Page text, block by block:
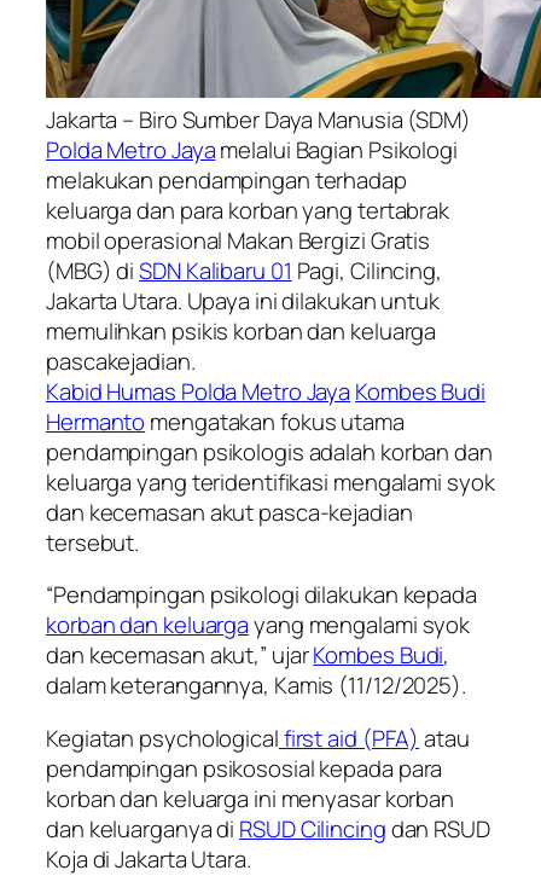
Jakarta – Biro Sumber Daya Manusia (SDM)
Polda Metro Jayamelalui Bagian Psikologi
melakukan pendampingan terhadap
keluarga dan para korban yang tertabrak
mobil operasional Makan Bergizi Gratis
(MBG) diSDN Kalibaru 01 Pagi, Cilincing,
Jakarta Utara. Upaya ini dilakukan untuk
memulihkan psikis korban dan keluarga
pascakejadian.
Kabid Humas Polda Metro Jaya Kombes Budi
Hermanto mengatakan fokus utama
pendampingan psikologis adalah korban dan
keluarga yang teridentifikasi mengalami syok
dan kecemasan akut pasca-kejadian
tersebut.
“Pendampingan psikologi dilakukan kepada
korban dan keluargayang mengalami syok
dan kecemasan akut,” ujarKombes Budi,
dalam keterangannya, Kamis (11/12/2025).
Kegiatan psychologicalfirst aid (PFA) atau
pendampingan psikososial kepada para
korban dan keluarga ini menyasar korban
dan keluarganya di RSUD Cilincingdan RSUD
Koja di Jakarta Utara.